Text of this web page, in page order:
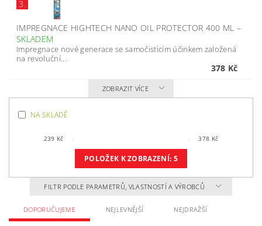
3.
IMPREGNACE HIGHTECH NANO OIL PROTECTOR 400 ML –
SKLADEM
Impregnace nové generace se samočisticím účinkem založená
na revoluční...
378 Kč
ZOBRAZIT VÍCE
NA SKLADĚ
239 Kč 378 Kč
POLOŽEK K ZOBRAZENÍ: 5
FILTR PODLE PARAMETRŮ, VLASTNOSTÍ A VÝROBCŮ
DOPORUČUJEME NEJLEVNĚJŠÍ NEJDRAŽŠÍ